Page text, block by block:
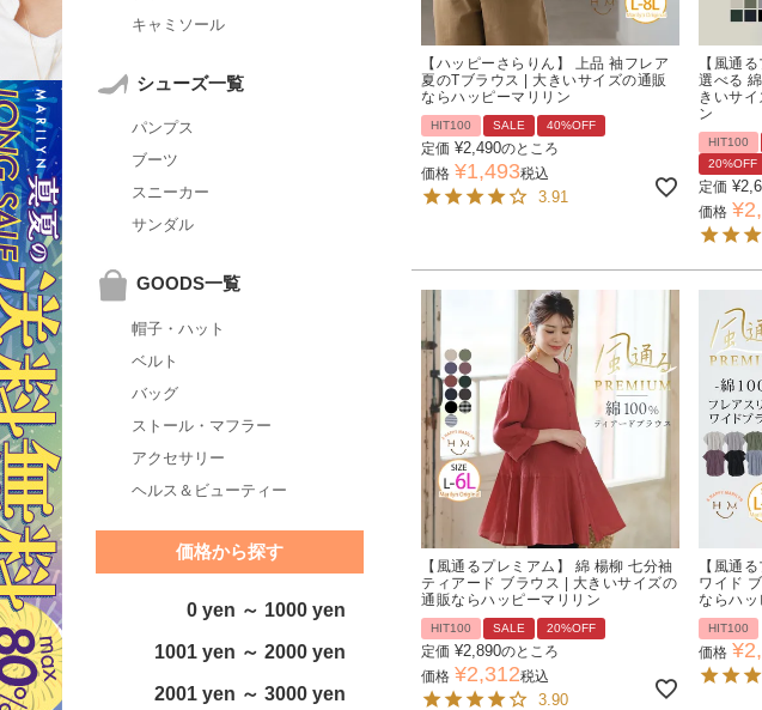
キャミソール
シューズ一覧
パンプス
ブーツ
スニーカー
サンダル
GOODS一覧
帽子・ハット
ベルト
バッグ
ストール・マフラー
アクセサリー
ヘルス＆ビューティー
価格から探す
0 yen ～ 1000 yen
1001 yen ～ 2000 yen
2001 yen ～ 3000 yen
【ハッピーさらりん】 上品 袖フレア
夏のTブラウス | 大きいサイズの通販
ならハッピーマリリン
HIT100 SALE 40%OFF
定価 ¥2,490のところ
価格 ¥1,493税込
3.91
【風通
選べる
きいサ
ン
HIT100
20%OFF
定価 ¥
価格 ¥
【風通るプレミアム】 綿 楊柳 七分袖
ティアード ブラウス | 大きいサイズの
通販ならハッピーマリリン
HIT100 SALE 20%OFF
定価 ¥2,890のところ
価格 ¥2,312税込
3.90
【風通
ワイド
ならハッ
HIT100
価格 ¥